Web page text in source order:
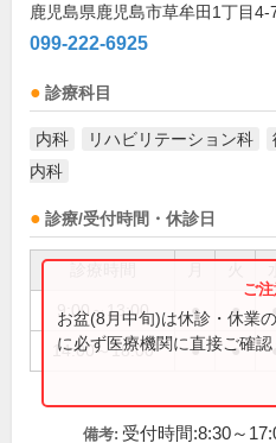
鹿児島県鹿児島市草牟田1丁目4-
099-222-6925
診療科目
内科 リハビリテーション科
内科
診療/受付時間・休診日
9:00～13:00 ● ●
14:00～18:00 ● ●
お盆(8月中旬)は休診・休業
に必ず医療機関に直接ご確認
備考: 受付時間:8:30～